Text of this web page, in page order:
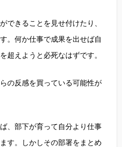
できることを見せ付けたり、
。何か仕事で成果を出せば自
超えようと必死なはずです。
の反感を買っている可能性が
、部下が育って自分より仕事
す。しかしその部署をまとめ